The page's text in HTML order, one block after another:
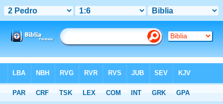
>2 Pedro Capítulo 1 > Verso 6